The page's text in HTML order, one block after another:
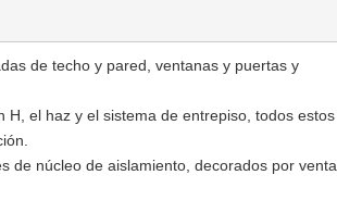
de techo y pared, ventanas y puertas y
el haz y el sistema de entrepiso, todos estos
de núcleo de aislamiento, decorados por